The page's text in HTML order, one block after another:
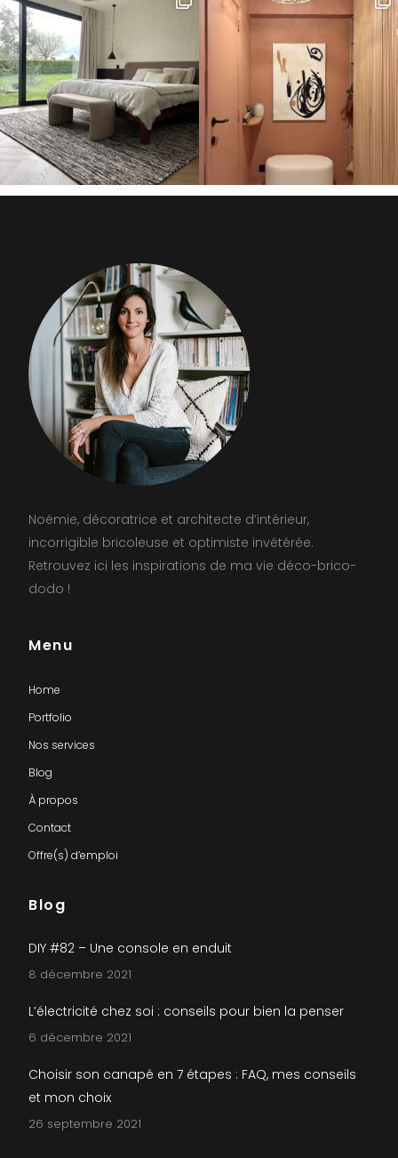
Noémie, décoratrice et architecte d’intérieur,
incorrigible bricoleuse et optimiste invétérée.
Retrouvez ici les inspirations de ma vie déco-brico-
dodo !
Menu
Home
Portfolio
Nos services
Blog
À propos
Contact
Offre(s) d’emploi
Blog
DIY #82 – Une console en enduit
8 décembre 2021
L’électricité chez soi : conseils pour bien la penser
6 décembre 2021
Choisir son canapé en 7 étapes : FAQ, mes conseils
et mon choix
26 septembre 2021